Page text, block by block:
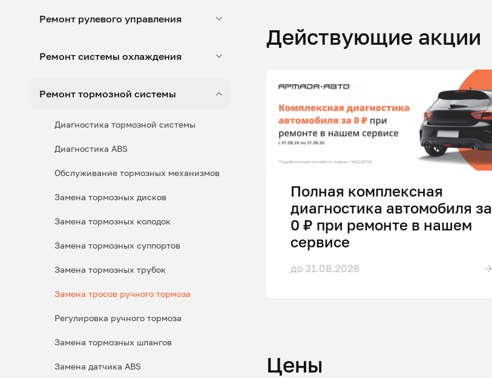
Ремонт рулевого управления
Ремонт системы охлаждения
Ремонт тормозной системы
Диагностика тормозной системы
Диагностика ABS
Обслуживание тормозных механизмов
Замена тормозных дисков
Замена тормозных колодок
Замена тормозных суппортов
Замена тормозных трубок
Замена тросов ручного тормоза
Регулировка ручного тормоза
Замена тормозных шлангов
Замена датчика ABS
Действующие акции
Полная комплексная
диагностика автомобиля за
0 ₽ при ремонте в нашем
сервисе
до 31.08.2026
Цены